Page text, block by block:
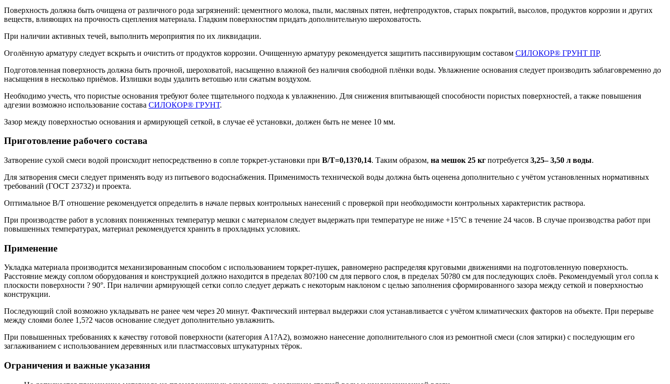
Поверхность должна быть очищена от различного рода загрязнений: цементного молока, пыли, масляных пятен, нефтепродуктов, старых покрытий, высолов, продуктов коррозии и других
веществ, влияющих на прочность сцепления материала. Гладким поверхностям придать дополнительную шероховатость.
При наличии активных течей, выполнить мероприятия по их ликвидации.
Оголённую арматуру следует вскрыть и очистить от продуктов коррозии. Очищенную арматуру рекомендуется защитить пассивирующим составом СИЛОКОР® ГРУНТ ПР.
Подготовленная поверхность должна быть прочной, шероховатой, насыщенно влажной без наличия свободной плёнки воды. Увлажнение основания следует производить заблаговременно до
насыщения в несколько приёмов. Излишки воды удалить ветошью или сжатым воздухом.
Необходимо учесть, что пористые основания требуют более тщательного подхода к увлажнению. Для снижения впитывающей способности пористых поверхностей, а также повышения
адгезии возможно использование состава СИЛОКОР® ГРУНТ.
Зазор между поверхностью основания и армирующей сеткой, в случае её установки, должен быть не менее 10 мм.
Приготовление рабочего состава
Затворение сухой смеси водой происходит непосредственно в сопле торкрет-установки при В/Т=0,13?0,14. Таким образом, на мешок 25 кг потребуется 3,25– 3,50 л воды.
Для затворения смеси следует применять воду из питьевого водоснабжения. Применимость технической воды должна быть оценена дополнительно с учётом установленных нормативных
требований (ГОСТ 23732) и проекта.
Оптимальное В/Т отношение рекомендуется определить в начале первых контрольных нанесений с проверкой при необходимости контрольных характеристик раствора.
При производстве работ в условиях пониженных температур мешки с материалом следует выдержать при температуре не ниже +15°С в течение 24 часов. В случае производства работ при
повышенных температурах, материал рекомендуется хранить в прохладных условиях.
Применение
Укладка материала производится механизированным способом с использованием торкрет-пушек, равномерно распределяя круговыми движениями на подготовленную поверхность.
Расстояние между соплом оборудования и конструкцией должно находится в пределах 80?100 см для первого слоя, в пределах 50?80 см для последующих слоёв. Рекомендуемый угол сопла к
плоскости поверхности ? 90°. При наличии армирующей сетки сопло следует держать с некоторым наклоном с целью заполнения сформированного зазора между сеткой и поверхностью
конструкции.
Последующий слой возможно укладывать не ранее чем через 20 минут. Фактический интервал выдержки слоя устанавливается с учётом климатических факторов на объекте. При перерыве
между слоями более 1,5?2 часов основание следует дополнительно увлажнить.
При повышенных требованиях к качеству готовой поверхности (категория А1?А2), возможно нанесение дополнительного слоя из ремонтной смеси (слоя затирки) с последующим его
заглаживанием с использованием деревянных или пластмассовых штукатурных тёрок.
Ограничения и важные указания